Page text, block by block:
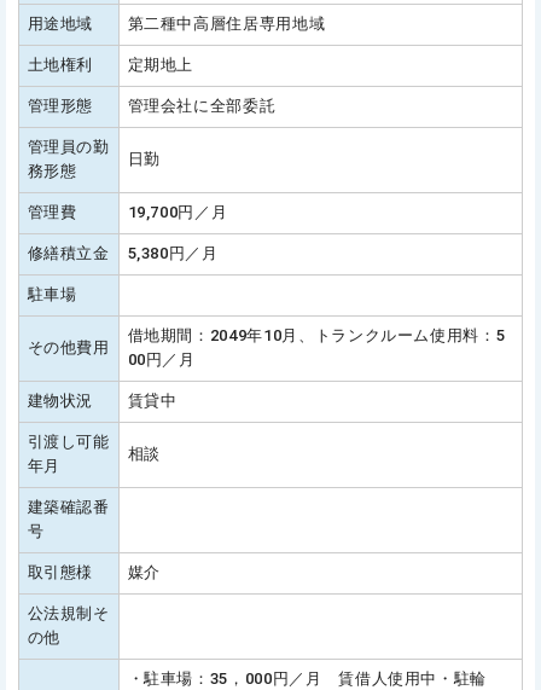
用途地域 第二種中高層住居専用地域
土地権利 定期地上
管理形態 管理会社に全部委託
管理員の勤
務形態
日勤
管理費 19,700円／月
修繕積立金 5,380円／月
駐車場
その他費用
借地期間：2049年10月、トランクルーム使用料：5
00円／月
建物状況 賃貸中
引渡し可能
年月
相談
建築確認番
号
取引態様 媒介
公法規制そ
の他
・駐車場：35，000円／月 賃借人使用中・駐輪